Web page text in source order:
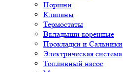
Поршни
Клапаны
Термостаты
Вкладыши коренные
Прокладки и Сальники
Электрическая система
Топливный насос